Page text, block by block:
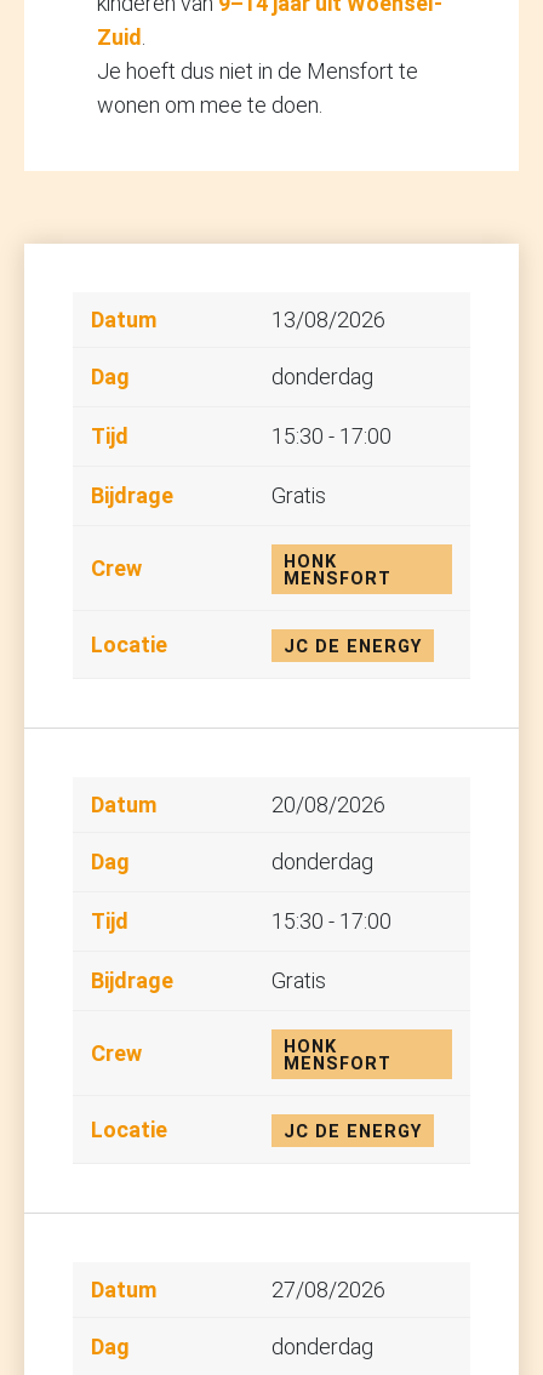
Zuid
Je hoeft dus niet in de Mensfort te
wonen om mee te doen.
13/08/2026
donderdag
15:30 - 17:00
Gratis
HONK
MENSFORT
JC DE ENERGY
20/08/2026
donderdag
15:30 - 17:00
Gratis
HONK
MENSFORT
JC DE ENERGY
27/08/2026
donderdag